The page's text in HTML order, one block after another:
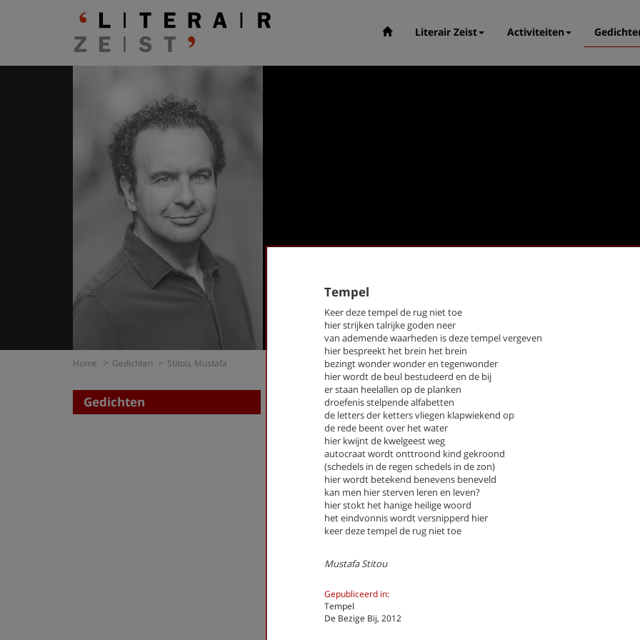
Literair Zeist Activiteiten
Home Gedichten Stitou, Mustafa
Gedichten Zoek een gedicht
op dichter / titel gedicht
op thema
-- Alle thema's --
Stitou, Mustafa
Previous
1 ›Next»Last
Tempel
Keer deze tempel de rug niet toe
hier strijken talrijke goden neer
van ademende waarheden is deze tempel vergeven
hier bespreekt het brein het brein
bezingt wonder wonder en tegenwonder
hier wordt de beul bestudeerd en de bij
er staan heelallen op de planken
droefenis stelpende alfabetten
de letters der ketters vliegen klapwiekend op
de rede beent over het water
hier kwijnt de kwelgeest weg
autocraat wordt onttroond kind gekroond
(schedels in de regen schedels in de zon)
hier wordt betekend benevens beneveld
kan men hier sterven leren en leven?
hier stokt het hanige heilige woord
het eindvonnis wordt versnipperd hier
keer deze tempel de rug niet toe
Mustafa Stitou
Gepubliceerd in:
Tempel
De Bezige Bij, 2012